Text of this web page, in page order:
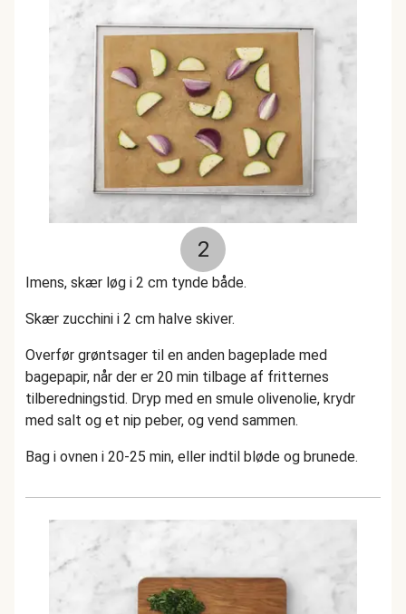
2
Imens, skær løg i 2 cm tynde både.
Skær zucchini i 2 cm halve skiver.
Overfør grøntsager til en anden bageplade med
bagepapir, når der er 20 min tilbage af fritternes
tilberedningstid. Dryp med en smule olivenolie, krydr
med salt og et nip peber, og vend sammen.
Bag i ovnen i 20-25 min, eller indtil bløde og brunede.